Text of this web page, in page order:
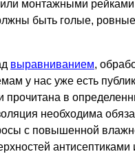
монтажными рейками,
быть голые,
выравниванием,
у нас уже есть
в
необходима
с повышенной